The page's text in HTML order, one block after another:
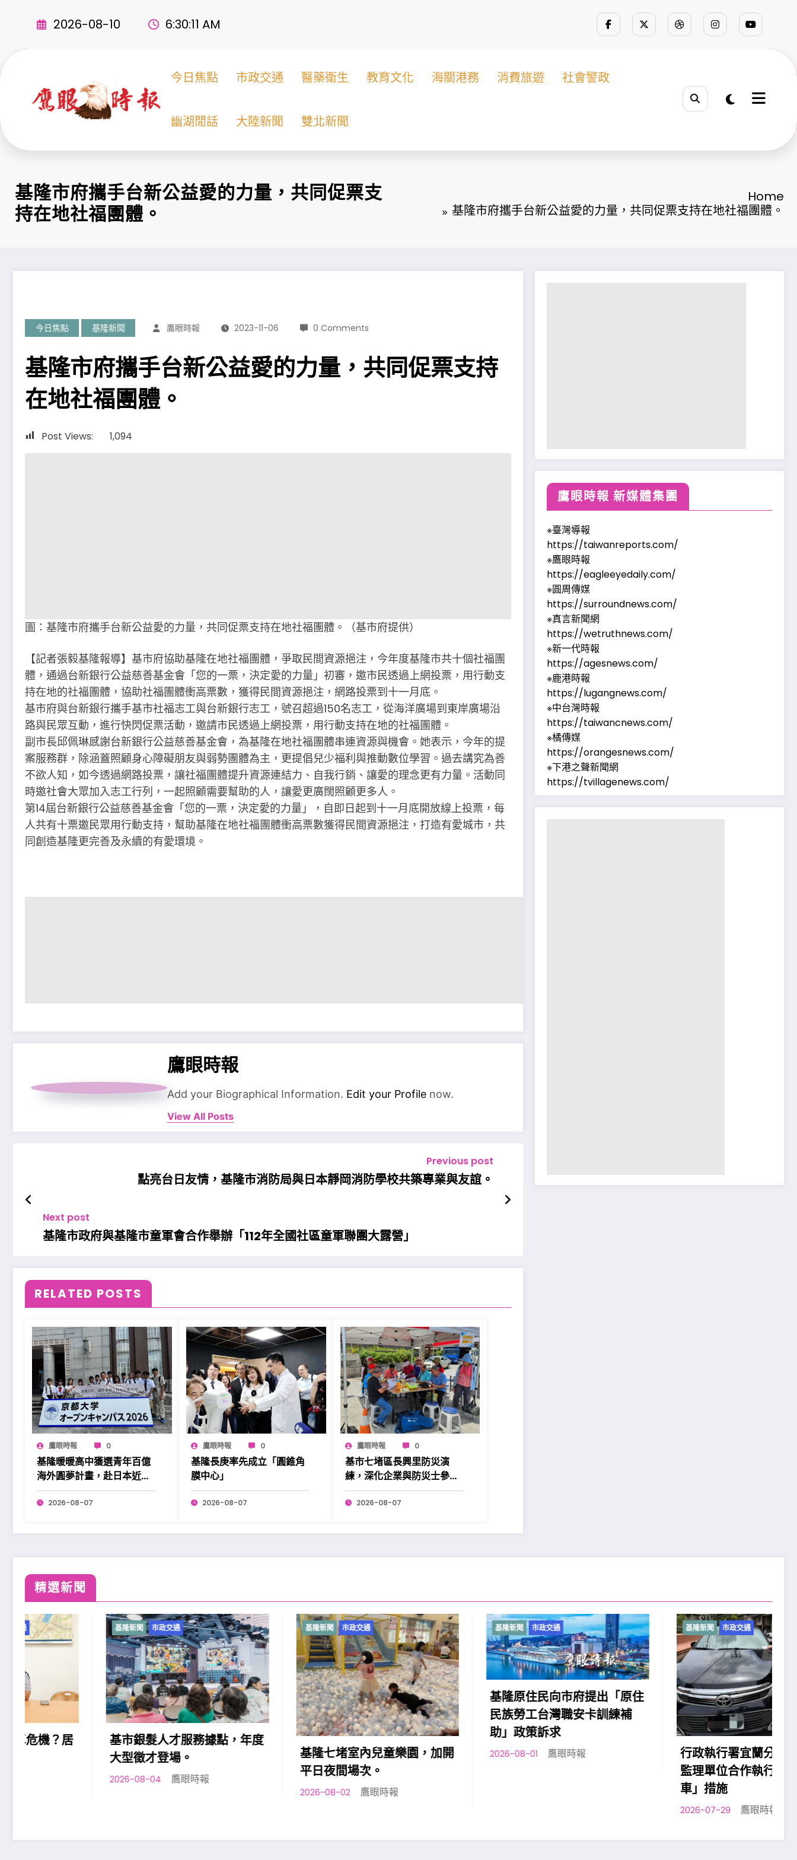
2026-08-10 6:30:12 AM
今日焦點 市政交通 醫藥衛生 教育文化 海關港務 消費旅遊 社會警政
幽湖閒話 大陸新聞 雙北新聞
基隆市府攜手台新公益愛的力量，共同促票支
持在地社福團體。
Home
基隆市府攜手台新公益愛的力量，共同促票支持在地社福團體。
今日焦點 基隆新聞 鷹眼時報 2023-11-06 0 Comments
基隆市府攜手台新公益愛的力量，共同促票支持
在地社福團體。
Post Views: 1,094
圖：基隆市府攜手台新公益愛的力量，共同促票支持在地社福團體。（基市府提供）
【記者張毅基隆報導】基市府協助基隆在地社福團體，爭取民間資源挹注，今年度基隆市共十個社福團
體，通過台新銀行公益慈善基金會「您的一票，決定愛的力量」初審，邀市民透過上網投票，用行動支
持在地的社福團體，協助社福團體衝高票數，獲得民間資源挹注，網路投票到十一月底。
基市府與台新銀行攜手基市社福志工與台新銀行志工，號召超過150名志工，從海洋廣場到東岸廣場沿
路與民眾互動，進行快閃促票活動，邀請市民透過上網投票，用行動支持在地的社福團體。
副市長邱佩琳感謝台新銀行公益慈善基金會，為基隆在地社福團體串連資源與機會。她表示，今年的提
案服務群，除涵蓋照顧身心障礙朋友與弱勢團體為主，更提倡兒少福利與推動數位學習。過去講究為善
不欲人知，如今透過網路投票，讓社福團體提升資源連結力、自我行銷、讓愛的理念更有力量。活動同
時邀社會大眾加入志工行列，一起照顧需要幫助的人，讓愛更廣闊照顧更多人。
第14屆台新銀行公益慈善基金會「您的一票，決定愛的力量」，自即日起到十一月底開放線上投票，每
人共有十票邀民眾用行動支持，幫助基隆在地社福團體衝高票數獲得民間資源挹注，打造有愛城市，共
同創造基隆更完善及永續的有愛環境。
鷹眼時報
Add your Biographical Information. Edit your Profile now.
View All Posts
Previous post
點亮台日友情，基隆市消防局與日本靜岡消防學校共築專業與友誼。
Next post
基隆市政府與基隆市童軍會合作舉辦「112年全國社區童軍聯團大露營」
RELATED POSTS
鷹眼時報 0
基隆暖暖高中獲選青年百億
海外圓夢計畫，赴日本近畿
展開學習。
2026-08-07
鷹眼時報 0
基隆長庚率先成立「圓錐角
膜中心」
2026-08-07
鷹眼時報 0
基市七堵區長興里防災演
練，深化企業與防災士參與
更添韌性。
2026-08-07
鷹眼時報 新媒體集團
※臺灣導報
https://taiwanreports.com/
※鷹眼時報
https://eagleeyedaily.com/
※圓周傳媒
https://surroundnews.com/
※真言新聞網
https://wetruthnews.com/
※新一代時報
https://agesnews.com/
※鹿港時報
https://lugangnews.com/
※中台灣時報
https://taiwancnews.com/
※橘傳媒
https://orangesnews.com/
※下港之聲新聞網
https://tvillagenews.com/
精選新聞
基隆新聞 市政交通
基市銀髮人才服務據點，年度
大型徵才登場。
鷹眼時報
基隆新聞 市政交通
基隆七堵室內兒童樂園，加開
平日夜間場次。
鷹眼時報
基隆新聞 市政交通
基隆原住民向市府提出「原住
民族勞工台灣職安卡訓練補
助」政策訴求
2026-08-01 鷹眼時報
基隆新聞 市政交通
行政執行署宜蘭分署與各交通
監理單位合作執行「智慧扣
鷹眼時報